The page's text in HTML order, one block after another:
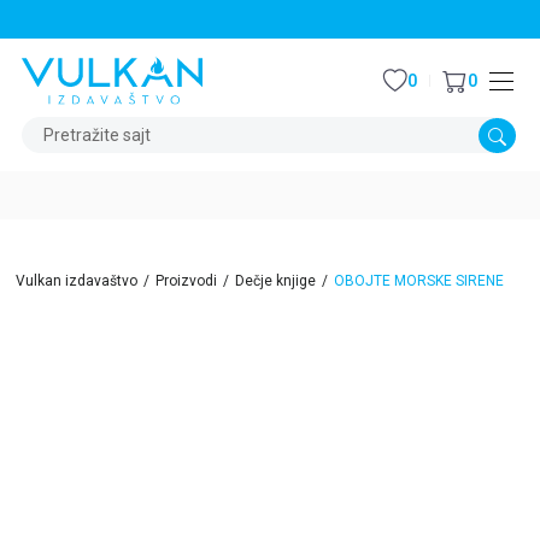
Pretražite sajt
0 0
Vulkan izdavaštvo Proizvodi Dečje knjige OBOJTE MORSKE SIRENE